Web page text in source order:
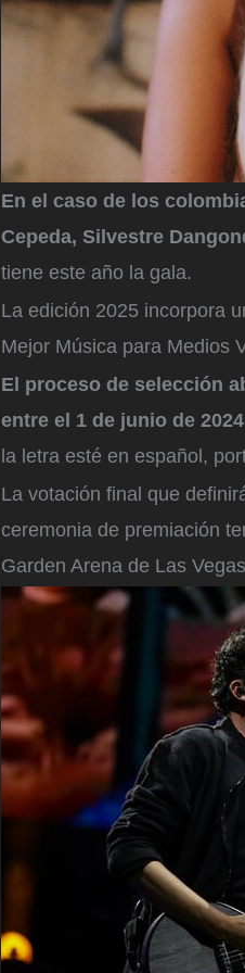
En el caso de los
Cepeda, Silvestre
tiene este año la gala.
La edición 2025 incorpora
Mejor Música para Medios
El proceso de selección
entre el 1 de junio de
la letra esté en español,
La votación final que
ceremonia de premiación
Garden Arena de Las